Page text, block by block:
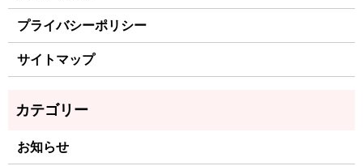
プライバシーポリシー
サイトマップ
お知らせ